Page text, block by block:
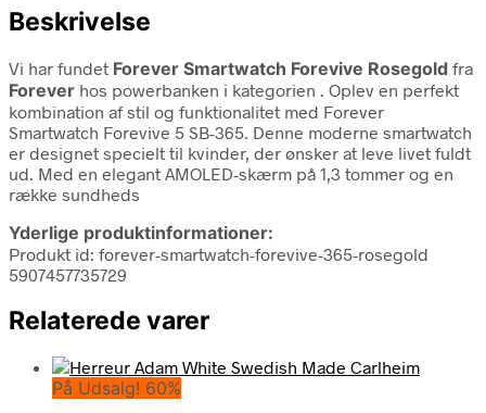
Beskrivelse
Vi har fundet Forever Smartwatch Forevive Rosegold fra
Forever hos powerbanken i kategorien . Oplev en perfekt
kombination af stil og funktionalitet med Forever
Smartwatch Forevive 5 SB-365. Denne moderne smartwatch
er designet specielt til kvinder, der ønsker at leve livet fuldt
ud. Med en elegant AMOLED-skærm på 1,3 tommer og en
række sundheds
Yderlige produktinformationer:
Produkt id: forever-smartwatch-forevive-365-rosegold
5907457735729
Relaterede varer
På Udsalg! 60%